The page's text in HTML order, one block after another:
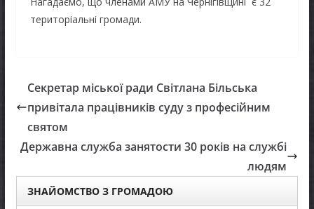
територіальні громади.
Секретар міської ради Світлана Більська
привітала працівників суду з професійним
святом
Державна служба занятости 30 років на службі
людям
ЗНАЙОМСТВО З ГРОМАДОЮ